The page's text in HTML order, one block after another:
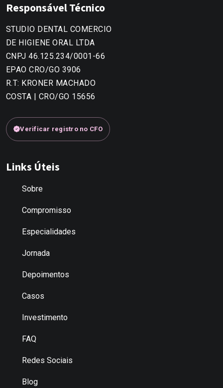
Responsável Técnico
STUDIO DENTAL COMERCIO
DE HIGIENE ORAL LTDA
CNPJ 46.125.234/0001-66
EPAO CRO/GO 3906
R.T: KRONER MACHADO
COSTA | CRO/GO 15656
Verificar registro no CFO
Links Úteis
Sobre
Compromisso
Especialidades
Jornada
Depoimentos
Casos
Investimento
FAQ
Redes Sociais
Blog